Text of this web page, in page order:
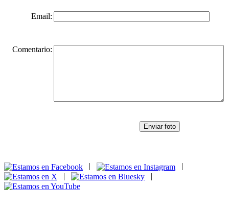
Email:
Comentario:
Enviar foto
|
|
|
|